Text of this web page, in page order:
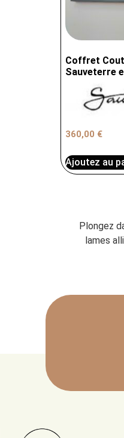
Coffret
Sauveterre
360,00 €
Ajoutez au
Plongez
lames